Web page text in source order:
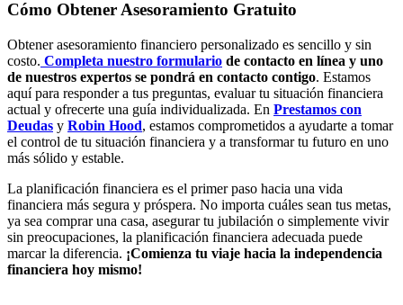
Cómo Obtener Asesoramiento Gratuito
Obtener asesoramiento financiero personalizado es sencillo y sin
costo. Completa nuestro formulario de contacto en línea y uno
de nuestros expertos se pondrá en contacto contigo. Estamos
aquí para responder a tus preguntas, evaluar tu situación financiera
actual y ofrecerte una guía individualizada. En Prestamos con
Deudas y Robin Hood, estamos comprometidos a ayudarte a tomar
el control de tu situación financiera y a transformar tu futuro en uno
más sólido y estable.
La planificación financiera es el primer paso hacia una vida
financiera más segura y próspera. No importa cuáles sean tus metas,
ya sea comprar una casa, asegurar tu jubilación o simplemente vivir
sin preocupaciones, la planificación financiera adecuada puede
marcar la diferencia. ¡Comienza tu viaje hacia la independencia
financiera hoy mismo!